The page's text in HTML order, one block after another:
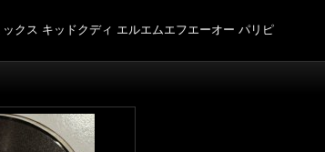
クス キッドクディ エルエムエフエーオー パリピ